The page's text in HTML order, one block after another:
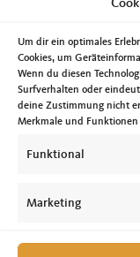
Um dir ein optimales
Cookies, um
Wenn du diesen
Surfverhalten oder
deine Zustimmung nicht
Merkmale und
Funktional
Marketing
anhalt.de/kleine-kifoeg-
Abends ging es dann noch
Gemeinwesenarbeit, in
Der internationale Welttag
Passend dazu konnte ich
Erstorientierungskurses im
einer Podiumsdiskussion
in Sachsen-Anhalt. Aus
Zum Volkstrauertag am
Verantwortung.